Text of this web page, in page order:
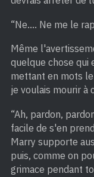
“Ne…. Ne me le
Même
quelque chose qui
mettant en mots
je voulais mourir à
“Ah, pardon,
facile de s'en
Marry supporte
puis, comme on
grimace pendant